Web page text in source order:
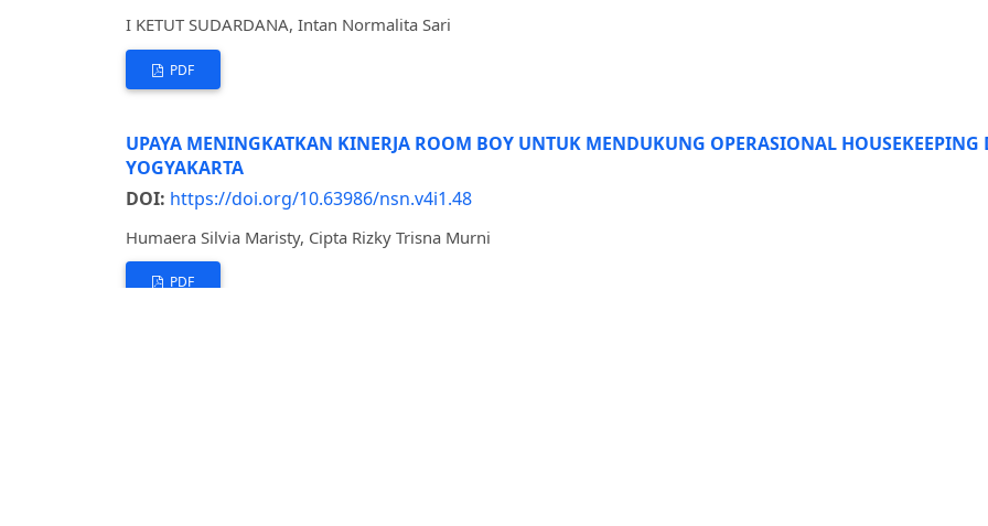
I KETUT SUDARDANA, Intan Normalita Sari
PDF
UPAYA MENINGKATKAN KINERJA ROOM BOY UNTUK MENDUKUNG OPERASIONAL HOUSEKEEPING
YOGYAKARTA
DOI: https://doi.org/10.63986/nsn.v4i1.48
Humaera Silvia Maristy, Cipta Rizky Trisna Murni
PDF